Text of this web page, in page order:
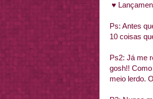
♥
Ps: Antes
10 coisas
Ps2: Já me
gosh!!
meio lerdo.